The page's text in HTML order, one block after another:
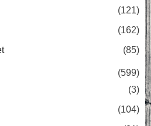
(121)
(162)
(85)
(599)
(3)
(104)